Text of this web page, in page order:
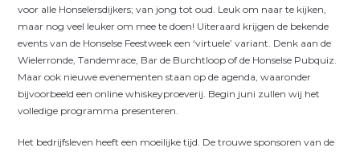
voor alle Honselersdijkers; van jong tot oud. Leuk om naar te kijken,
maar nog veel leuker om mee te doen! Uiteraard krijgen de bekende
events van de Honselse Feestweek een ‘virtuele’ variant. Denk aan de
Wielerronde, Tandemrace, Bar de Burchtloop of de Honselse Pubquiz.
Maar ook nieuwe evenementen staan op de agenda, waaronder
bijvoorbeeld een online whiskeyproeverij. Begin juni zullen wij het
volledige programma presenteren.
Het bedrijfsleven heeft een moeilijke tijd. De trouwe sponsoren van de